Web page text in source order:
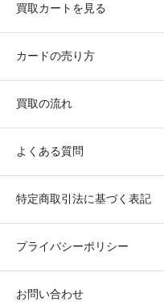
買取カートを見る
カードの売り方
買取の流れ
よくある質問
特定商取引法に基づく表記
プライバシーポリシー
お問い合わせ